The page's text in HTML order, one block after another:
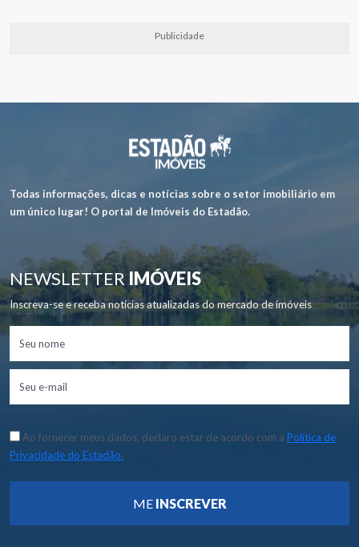
Publicidade
Todas informações, dicas e notícias sobre o setor imobiliário em
um único lugar! O portal de Imóveis do Estadão.
NEWSLETTERIMÓVEIS
Inscreva-se e receba notícias atualizadas do mercado de imóveis
Ao fornecer meus dados, declaro estar de acordo com a Política de
Privacidade do Estadão.
ME INSCREVER